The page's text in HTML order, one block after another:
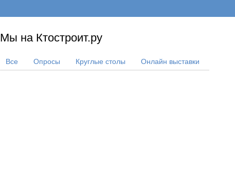
Мы на Ктостроит.ру
Все Опросы Круглые столы Онлайн выставки